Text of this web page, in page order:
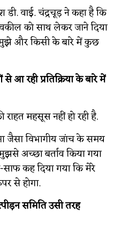
डी. वाई. चंद्रचूड़ ने कहा है कि
को साथ लेकर जाने दिया
मुझे और किसी के बारे में कुछ
आ रही प्रतिक्रिया के बारे में
राहत महसूस नहीं हो रही है.
जैसा विभागीय जांच के समय
अच्छा बर्ताव किया गया
कह दिया गया कि मेरे
से होगा.
समिति उसी तरह